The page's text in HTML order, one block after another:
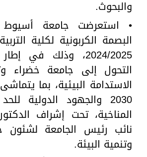
والبحوث.
• استعرضت جامعة أسيوط
البصمة الكربونية لكلية
2024/2025، وذلك في
التحول إلى جامعة خضراء
الاستدامة البيئية، بما
2030 والجهود الدولية
المناخية، تحت إشراف
نائب رئيس الجامعة لشئون
وتنمية البيئة.